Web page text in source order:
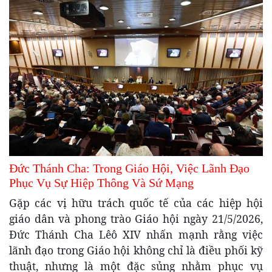
Đức Thánh Cha: Trong Giáo Hội, Việc Lãnh Đạo
Phục Vụ Sự Hiệp Thông Và Sứ Mạng
Gặp các vị hữu trách quốc tế của các hiệp hội
giáo dân và phong trào Giáo hội ngày 21/5/2026,
Đức Thánh Cha Lêô XIV nhấn mạnh rằng việc
lãnh đạo trong Giáo hội không chỉ là điều phối kỹ
thuật, nhưng là một đặc sủng nhằm phục vụ